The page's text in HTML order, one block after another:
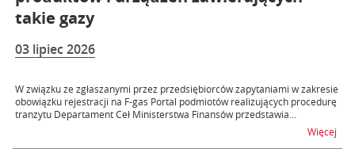
takie gazy
03 lipiec 2026
W związku ze zgłaszanymi przez przedsiębiorców zapytaniami w zakresie
obowiązku rejestracji na F-gas Portal podmiotów realizujących procedurę
tranzytu Departament Ceł Ministerstwa Finansów przedstawia...
Więcej